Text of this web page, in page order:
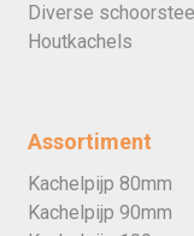
Diverse
Houtkachels
Assortiment
Kachelpijp 80mm
Kachelpijp 90mm